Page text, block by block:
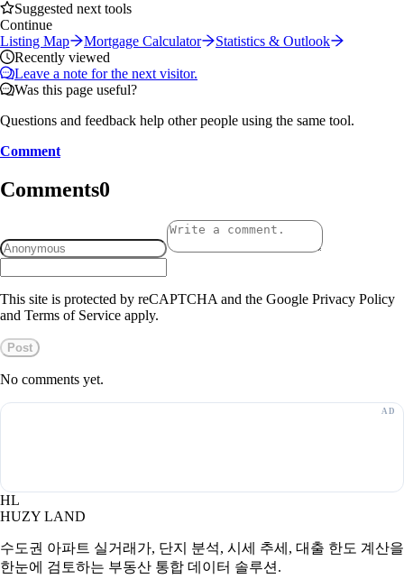
Suggested next tools
Continue
Listing Map
Mortgage Calculator
Statistics & Outlook
Recently viewed
Leave a note for the next visitor.
Was this page useful?
Questions and feedback help other people using the same tool.
Comment
Comments0
This site is protected by reCAPTCHA and the Google Privacy Policy
and Terms of Service apply.
Post
No comments yet.
HL
HUZY LAND
수도권 아파트 실거래가, 단지 분석, 시세 추세, 대출 한도 계산을
한눈에 검토하는 부동산 통합 데이터 솔루션.